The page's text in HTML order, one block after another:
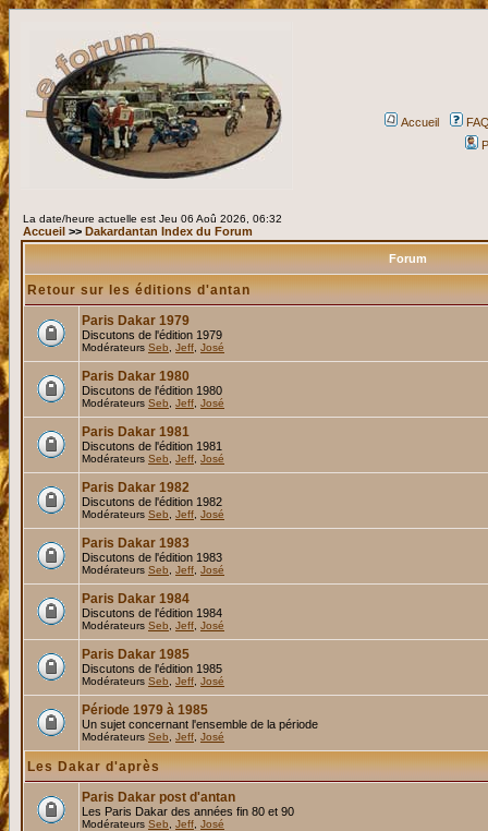
Accueil
La date/heure actuelle est Jeu 06 Aoû 2026, 06:32
Accueil >> Dakardantan Index du Forum
Forum
Retour sur les éditions d'antan
Paris Dakar 1979
Discutons de l'édition 1979
Modérateurs Seb Jeff José
Paris Dakar 1980
Discutons de l'édition 1980
Modérateurs Seb Jeff José
Paris Dakar 1981
Discutons de l'édition 1981
Modérateurs Seb Jeff José
Paris Dakar 1982
Discutons de l'édition 1982
Modérateurs Seb Jeff José
Paris Dakar 1983
Discutons de l'édition 1983
Modérateurs Seb Jeff José
Paris Dakar 1984
Discutons de l'édition 1984
Modérateurs Seb Jeff José
Paris Dakar 1985
Discutons de l'édition 1985
Modérateurs Seb Jeff José
Période 1979 à 1985
Un sujet concernant l'ensemble de la période
Modérateurs Seb Jeff José
Les Dakar d'après
Paris Dakar post d'antan
Les Paris Dakar des années fin 80 et 90
Modérateurs Seb Jeff José